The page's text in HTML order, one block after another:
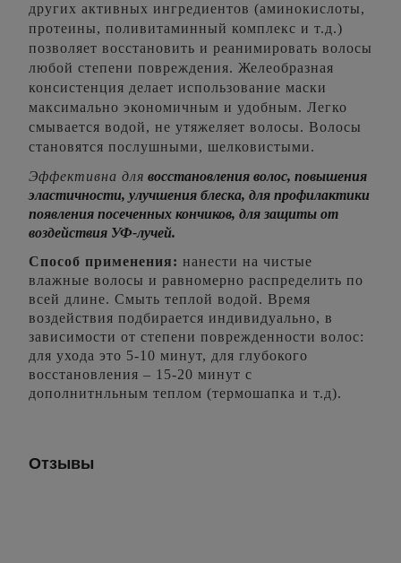
других активных ингредиентов (аминокислоты,
протеины, поливитаминный комплекс и т.д.)
позволяет восстановить и реанимировать волосы
любой степени повреждения. Желеобразная
консистенция делает использование маски
максимально экономичным и удобным. Легко
смывается водой, не утяжеляет волосы. Волосы
становятся послушными, шелковистыми.
Эффективна для восстановления волос, повышения
эластичности, улучшения блеска, для профилактики
появления посеченных кончиков, для защиты от
воздействия УФ-лучей.
Способ применения: нанести на чистые
влажные волосы и равномерно распределить по
всей длине. Смыть теплой водой. Время
воздействия подбирается индивидуально, в
зависимости от степени поврежденности волос:
для ухода это 5-10 минут, для глубокого
восстановления – 15-20 минут с
дополнитнльным теплом (термошапка и т.д).
Отзывы